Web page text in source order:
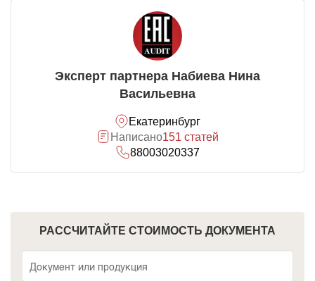
Эксперт партнера Набиева Нина
Васильевна
Екатеринбург
Написано151 статей
88003020337
РАССЧИТАЙТЕ СТОИМОСТЬ ДОКУМЕНТА